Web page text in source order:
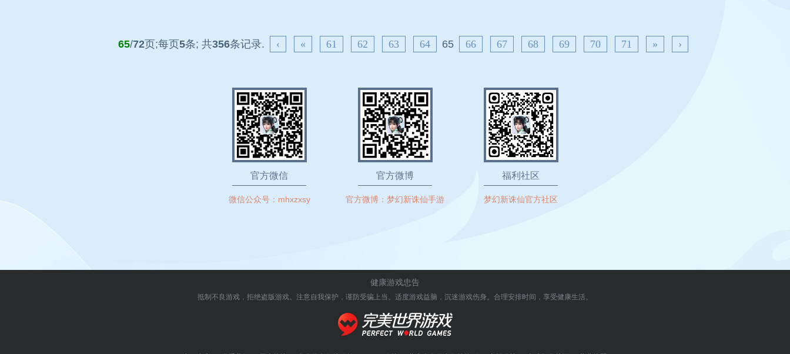
65/72页;每页5条; 共356条记录. ‹ « 61 62 63 64 65 66 67 68 69 70 71 » ›
官方微信
微信公众号： mhxzxsy
官方微博
官方微博： 梦幻新诛仙手游
福利社区
梦幻新诛仙官方社区
健康游戏忠告
抵制不良游戏，拒绝盗版游戏。注意自我保护，谨防受骗上当。 适度游戏益脑，沉迷游戏伤身。合理安排时间，享受健康生活。